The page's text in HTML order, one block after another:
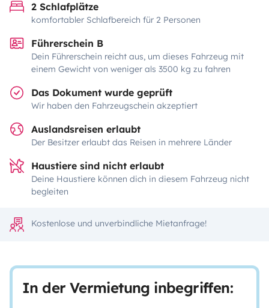
2 Schlafplätze
komfortabler Schlafbereich für 2 Personen
Führerschein B
Dein Führerschein reicht aus, um dieses Fahrzeug mit
einem Gewicht von weniger als 3500 kg zu fahren
Das Dokument wurde geprüft
Wir haben den Fahrzeugschein akzeptiert
Auslandsreisen erlaubt
Der Besitzer erlaubt das Reisen in mehrere Länder
Haustiere sind nicht erlaubt
Deine Haustiere können dich in diesem Fahrzeug nicht
begleiten
Kostenlose und unverbindliche Mietanfrage!
In der Vermietung inbegriffen: